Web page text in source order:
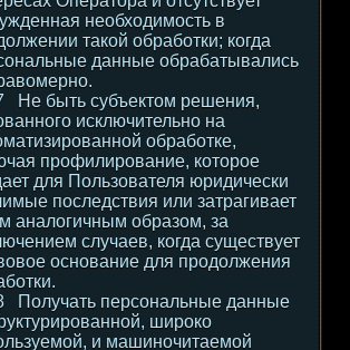
необходимость в
такой обработки; когда
данные обрабатывались
Не быть субъектом решения,
исключительно на
обработке,
профилирование, которое
для Пользователя юридически
последствия или затрагивает
аналогичным образом, за
случаев, когда существует
основание для продолжения
Получать персональные данные
широко
и машиночитаемой